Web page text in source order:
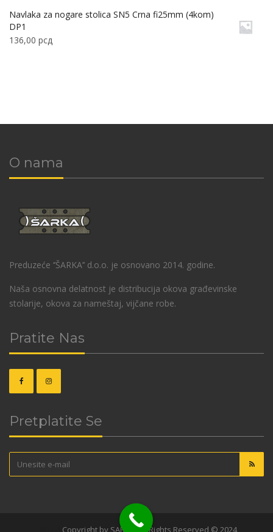
Navlaka za nogare stolica SN5 Crna fi25mm (4kom)
DP1
136,00 рсд
O nama
Preduzeće ‘’ŠARKA’’ d.o.o. je osnovano 2014. godine.
Naša osnovna delatnost je distribucija okova građevinske
stolarije, okova za nameštaj, vijčane robe.
Pratite Nas
Pretplatite Se
Copyright by SARKA. All Rights Reserved © 2024